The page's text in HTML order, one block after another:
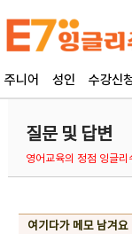
주니어 성인 수강신
질문 및 답변
영어교육의 정점 잉글
여기다가 메모 남겨요